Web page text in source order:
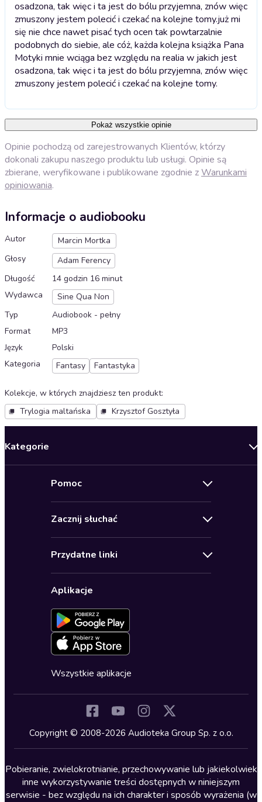
osadzona, tak więc i ta jest do bólu przyjemna, znów więc
zmuszony jestem polecić i czekać na kolejne tomy.już mi
się nie chce nawet pisać tych ocen tak powtarzalnie
podobnych do siebie, ale cóż, każda kolejna książka Pana
Motyki mnie wciąga bez względu na realia w jakich jest
osadzona, tak więc i ta jest do bólu przyjemna, znów więc
zmuszony jestem polecić i czekać na kolejne tomy.
Pokaż wszystkie opinie
Opinie pochodzą od zarejestrowanych Klientów, którzy
dokonali zakupu naszego produktu lub usługi. Opinie są
zbierane, weryfikowane i publikowane zgodnie zWarunkami
opiniowania.
Informacje o audiobooku
Autor
Marcin Mortka
Głosy
Adam Ferency
Długość
14 godzin 16 minut
Wydawca
Sine Qua Non
Typ
Audiobook - pełny
Format
MP3
Język
Polski
Kategoria
Fantasy Fantastyka
Kolekcje, w których znajdziesz ten produkt:
Trylogia maltańska
Krzysztof Gosztyła
Kategorie
Biznes, marketing, ekonomia
Dla młodzieży
Kryminały
Lektury szkolne
Literatura anglojęzyczna
Literatura faktu
Pomoc
Pomoc
Regulamin
Ustawienia prywatności
Formularz zgłaszania nielegalnych treści
Deklaracja dostępności
Zacznij słuchać
Karnety
Karty upominkowe
Oferta dla firm i bibliotek
Przydatne linki
Dołącz do newslettera
Blog
Zapowiedzi
Cykle audiobooków
Aplikacje
Wszystkie aplikacje
Copyright © 2008-2026 Audioteka Group Sp. z o.o.
Pobieranie, zwielokrotnianie, przechowywanie lub jakiekolwiek
inne wykorzystywanie treści dostępnych w niniejszym
serwisie - bez względu na ich charakter i sposób wyrażenia (w